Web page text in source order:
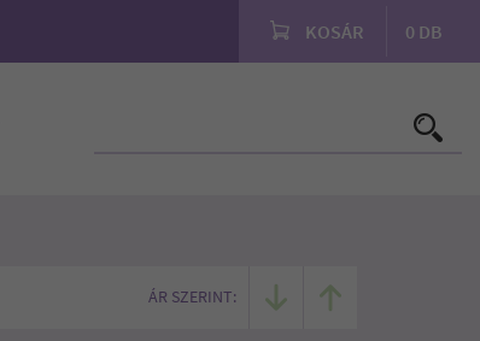
KOSÁR 0 DB
ÁR SZERINT: